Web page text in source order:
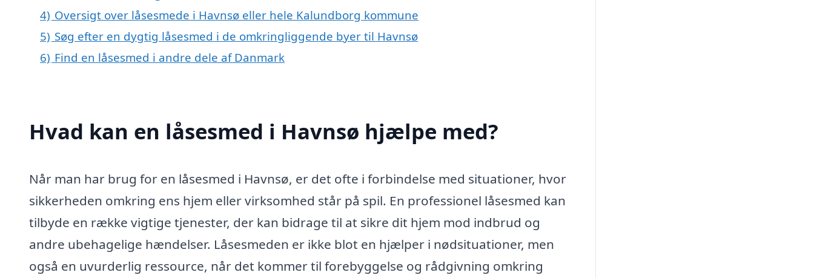
4) Oversigt over låsesmede i Havnsø eller hele Kalundborg kommune
5) Søg efter en dygtig låsesmed i de omkringliggende byer til Havnsø
6) Find en låsesmed i andre dele af Danmark
Hvad kan en låsesmed i Havnsø hjælpe med?
Når man har brug for en låsesmed i Havnsø, er det ofte i forbindelse med situationer, hvor
sikkerheden omkring ens hjem eller virksomhed står på spil. En professionel låsesmed kan
tilbyde en række vigtige tjenester, der kan bidrage til at sikre dit hjem mod indbrud og
andre ubehagelige hændelser. Låsesmeden er ikke blot en hjælper i nødsituationer, men
også en uvurderlig ressource, når det kommer til forebyggelse og rådgivning omkring